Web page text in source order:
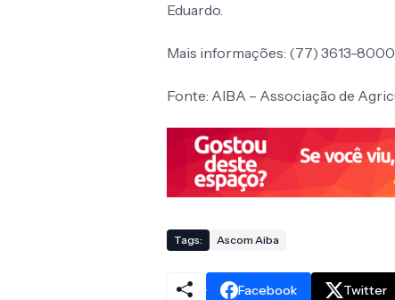
Eduardo.
Mais informações: (77) 3613-8000
Fonte: AIBA – Associação de
Tags: Ascom Aiba
Facebook Twitter